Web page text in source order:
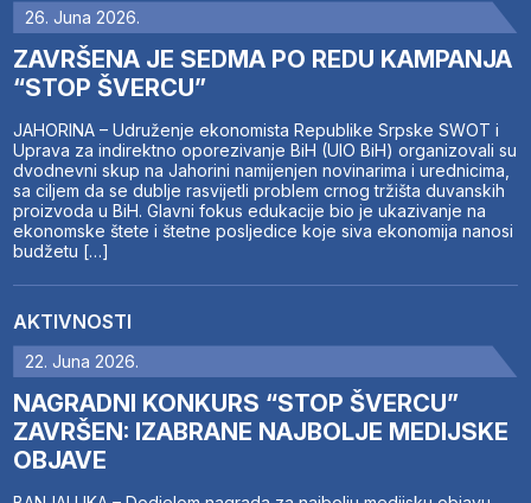
26. Juna 2026.
ZAVRŠENA JE SEDMA PO REDU KAMPANJA
“STOP ŠVERCU”
JAHORINA – Udruženje ekonomista Republike Srpske SWOT i
Uprava za indirektno oporezivanje BiH (UIO BiH) organizovali su
dvodnevni skup na Jahorini namijenjen novinarima i urednicima,
sa ciljem da se dublje rasvijetli problem crnog tržišta duvanskih
proizvoda u BiH. Glavni fokus edukacije bio je ukazivanje na
ekonomske štete i štetne posljedice koje siva ekonomija nanosi
budžetu […]
AKTIVNOSTI
22. Juna 2026.
NAGRADNI KONKURS “STOP ŠVERCU”
ZAVRŠEN: IZABRANE NAJBOLJE MEDIJSKE
OBJAVE